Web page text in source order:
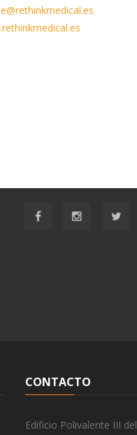
CONTACTO
Edificio Polivalente III